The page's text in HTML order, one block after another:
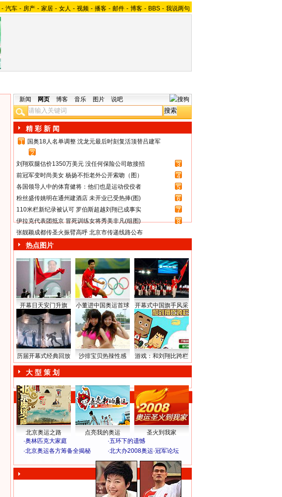
- 汽车 - 房产 - 家居 - 女人 - 视频 - 播客 - 邮件 - 博客 - BBS - 我说两句
新闻 网页 博客 音乐 图片 说吧
精 彩 新 闻
1
国奥18人名单调整 沈龙元最后时刻复活顶替吕建军
2
刘翔双腿估价1350万美元 没任何保险公司敢接招
3
前冠军变时尚美女 杨扬不拒老外公开索吻（图）
4
各国领导人中的体育健将：他们也是运动佼佼者
5
粉丝盛传姚明在通州建酒店 未开业已受热捧(图)
6
110米栏新纪录被认可 罗伯斯超越刘翔已成事实
7
伊拉克代表团抵京 冒死训练女将秀美非凡(组图)
8
张靓颖成都传圣火振臂高呼 北京市传递线路公布
热点图片
开幕日天安门升旗 小董进中国奥运首球 开幕式中国旗手风采
历届开幕式经典回放 沙排宝贝热辣性感 游戏：和刘翔比跨栏
大 型 策 划
北京奥运之路 点亮我的奥运
圣火到我家
·奥林匹克大家庭 ·五环下的遗憾
·北京奥运各方筹备全揭秘 ·北大办2008奥运·冠军论坛